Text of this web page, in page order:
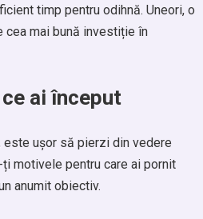
timp pentru odihnă. Uneori, o
mai bună investiție în
ai început
este ușor să pierzi din vedere
motivele pentru care ai pornit
anumit obiectiv.